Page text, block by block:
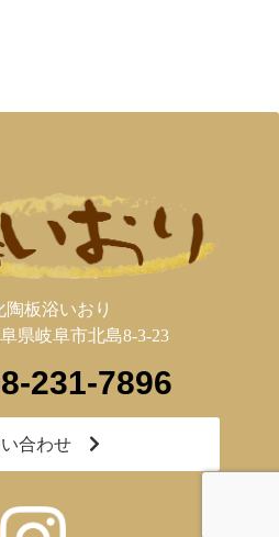
陶板浴いおり
県岐阜市北島8-3-23
231-7896
合わせ